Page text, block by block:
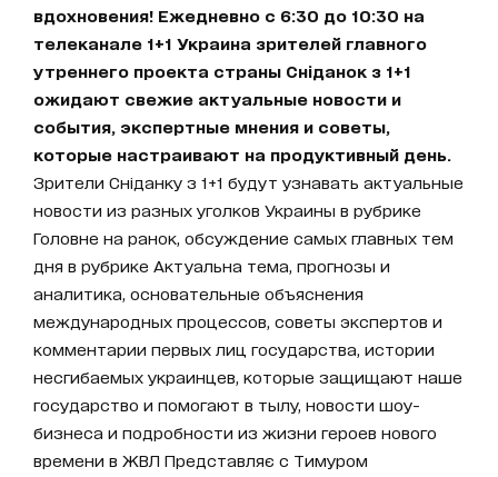
вдохновения! Ежедневно с 6:30 до 10:30 на
телеканале 1+1 Украина зрителей главного
утреннего проекта страны Сніданок з 1+1
ожидают свежие актуальные новости и
события, экспертные мнения и советы,
которые настраивают на продуктивный день.
Зрители Сніданку з 1+1 будут узнавать актуальные
новости из разных уголков Украины в рубрике
Головне на ранок, обсуждение самых главных тем
дня в рубрике Актуальна тема, прогнозы и
аналитика, основательные объяснения
международных процессов, советы экспертов и
комментарии первых лиц государства, истории
несгибаемых украинцев, которые защищают наше
государство и помогают в тылу, новости шоу-
бизнеса и подробности из жизни героев нового
времени в ЖВЛ Представляє с Тимуром